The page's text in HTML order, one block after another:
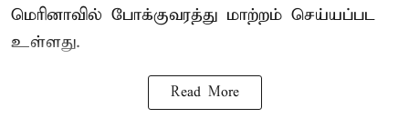
மெரினாவில் போக்குவரத்து மாற்றம் செய்யப்பட
உள்ளது.
Read More